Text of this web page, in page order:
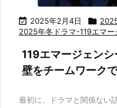
 2025年2月4日 
2025年冬ドラマ-119エマー
119エマージェン
壁をチームワーク
最初に、ドラマと関係ない